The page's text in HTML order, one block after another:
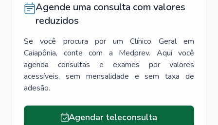
Agende uma consulta com valores
reduzidos
Se você procura por um Clínico Geral
em
Caiapônia, conte com a Medprev. Aqui você
agenda consultas e exames por valores
acessíveis, sem mensalidade e sem taxa de
adesão.
Agendar teleconsulta